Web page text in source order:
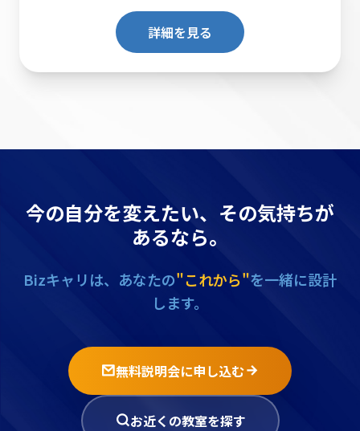
詳細を見る
今の自分を変えたい、その気持ちが
あるなら。
Bizキャリは、あなたの"これから"を一緒に設計
します。
無料説明会に申し込む
お近くの教室を探す